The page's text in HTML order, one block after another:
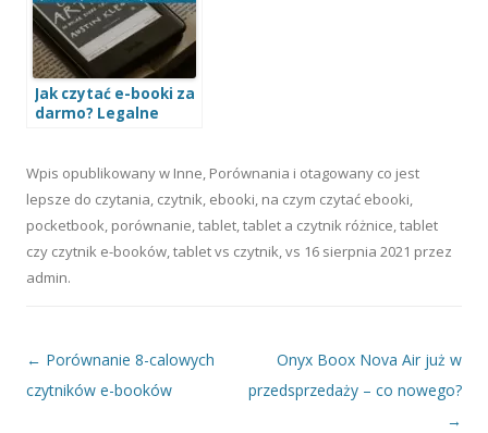
Jak czytać e-booki za
darmo? Legalne
Wpis opublikowany w Inne, Porównania i otagowany co jest
lepsze do czytania, czytnik, ebooki, na czym czytać ebooki,
pocketbook, porównanie,tablet,tablet a czytnik różnice,tablet
czy czytnik e-booków,tablet vs czytnik,vs 16 sierpnia 2021 przez
admin.
Nawigacja wpisu
← Porównanie 8-calowych
czytników e-booków
Onyx Boox Nova Air już w
przedsprzedaży – co nowego?
→